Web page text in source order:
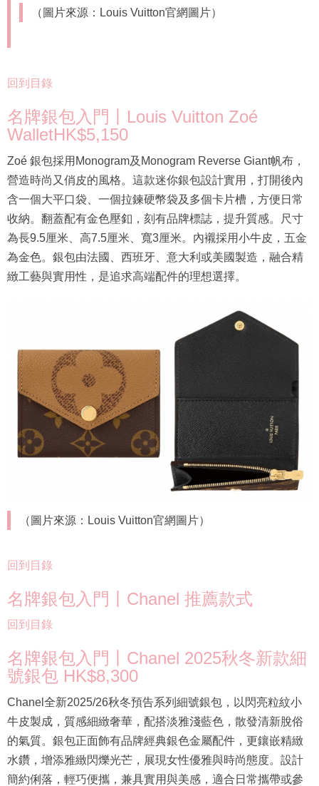
（圖片來源：Louis Vuitton官網圖片）
回到目錄
名牌銀包入門丨Louis Vuitton Zoé
WalletHK$5,150
Zoé 銀包採用Monogram及Monogram Reverse Giant帆布，
營造時尚又俏皮的風格。這款迷你銀包設計實用，打開後內
含一個大平口袋、一個拉鍊硬幣袋及多個卡片槽，方便日常
收納。翻蓋配有金色壓釦，刻有品牌標誌，提升質感。尺寸
為長9.5厘米、高7.5厘米、寬3厘米。內襯採用小牛皮，五金
為金色。銀包由法國、西班牙、意大利或美國製造，融合精
緻工藝與實用性，是追求高端配件的理想選擇。
（圖片來源：Louis Vuitton官網圖片）
回到目錄
名牌銀包入門丨Chanel 推薦款式
回到目錄
名牌銀包入門丨Chanel 2025秋冬新款細
號銀包 HK$8,300
Chanel全新2025/26秋冬預告系列細號銀包，以閃亮粒紋小
牛皮製成，質感細緻奢華，配搭淡雅淺藍色，散發清新脫俗
的氣質。銀包正面飾有品牌經典銀色金屬配件，更鑲嵌精緻
水鑽，增添雅緻閃爍光芒，展現女性優雅與時尚態度。設計
簡約俐落，輕巧便攜，兼具實用與美感，適合日常攜帶或參